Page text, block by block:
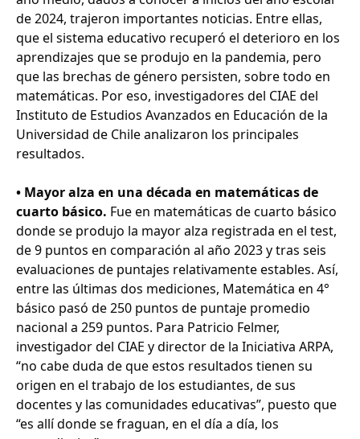
de 2024, trajeron importantes noticias. Entre ellas,
que el sistema educativo recuperó el deterioro en los
aprendizajes que se produjo en la pandemia, pero
que las brechas de género persisten, sobre todo en
matemáticas. Por eso, investigadores del CIAE del
Instituto de Estudios Avanzados en Educación de la
Universidad de Chile analizaron los principales
resultados.
• Mayor alza en una década en matemáticas de
cuarto básico. Fue en matemáticas de cuarto básico
donde se produjo la mayor alza registrada en el test,
de 9 puntos en comparación al año 2023 y tras seis
evaluaciones de puntajes relativamente estables. Así,
entre las últimas dos mediciones, Matemática en 4°
básico pasó de 250 puntos de puntaje promedio
nacional a 259 puntos. Para Patricio Felmer,
investigador del CIAE y director de la Iniciativa ARPA,
“no cabe duda de que estos resultados tienen su
origen en el trabajo de los estudiantes, de sus
docentes y las comunidades educativas”, puesto que
“es allí donde se fraguan, en el día a día, los